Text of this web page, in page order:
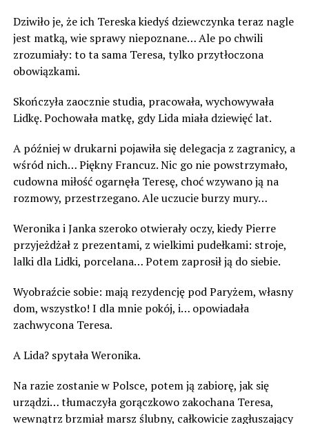
Dziwiło je, że ich Tereska kiedyś dziewczynka teraz nagle
jest matką, wie sprawy niepoznane… Ale po chwili
zrozumiały: to ta sama Teresa, tylko przytłoczona
obowiązkami.
Skończyła zaocznie studia, pracowała, wychowywała
Lidkę. Pochowała matkę, gdy Lida miała dziewięć lat.
A później w drukarni pojawiła się delegacja z zagranicy, a
wśród nich… Piękny Francuz. Nic go nie powstrzymało,
cudowna miłość ogarnęła Teresę, choć wzywano ją na
rozmowy, przestrzegano. Ale uczucie burzy mury…
Weronika i Janka szeroko otwierały oczy, kiedy Pierre
przyjeżdżał z prezentami, z wielkimi pudełkami: stroje,
lalki dla Lidki, porcelana… Potem zaprosił ją do siebie.
Wyobraźcie sobie: mają rezydencję pod Paryżem, własny
dom, wszystko! I dla mnie pokój, i… opowiadała
zachwycona Teresa.
A Lida? spytała Weronika.
Na razie zostanie w Polsce, potem ją zabiorę, jak się
urządzi… tłumaczyła gorączkowo zakochana Teresa,
wewnątrz brzmiał marsz ślubny, całkowicie zagłuszający